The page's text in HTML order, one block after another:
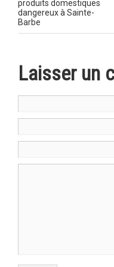
produits domestiques
dangereux à Sainte-
Barbe
Laisser un